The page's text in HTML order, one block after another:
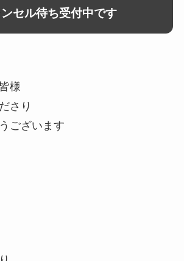
セル待ち受付中です
様
さり
ございます